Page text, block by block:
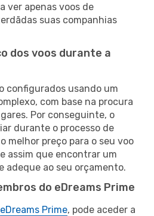
ver apenas voos de
suas companhias
dos voos durante a
configurados usando um
com base na procura
Por conseguinte, o
durante o processo de
melhor preço para o seu voo
assim que encontrar um
adeque ao seu orçamento.
do eDreams Prime
eDreams Prime, pode aceder a